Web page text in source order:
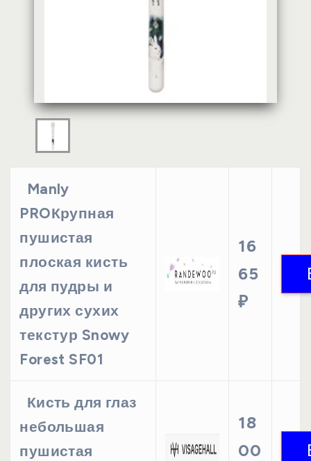
Manly
PROКрупная
пушистая
плоская кисть
для пудры и
других сухих
текстур Snowy
Forest SF01
16
65
₽
Кисть для глаз
небольшая
пушистая
18
00